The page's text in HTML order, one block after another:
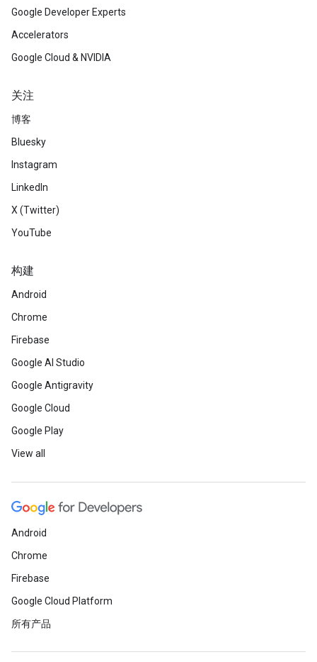
Google Developer Experts
Accelerators
Google Cloud & NVIDIA
关注
博客
Bluesky
Instagram
LinkedIn
X (Twitter)
YouTube
构建
Android
Chrome
Firebase
Google AI Studio
Google Antigravity
Google Cloud
Google Play
View all
Android
Chrome
Firebase
Google Cloud Platform
所有产品